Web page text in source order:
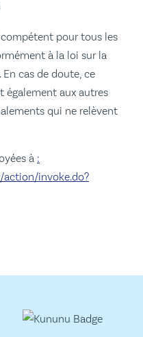
pour tous les
à la loi sur la
cas de doute, ce
également aux autres
qui ne relèvent
à :
invoke.do?